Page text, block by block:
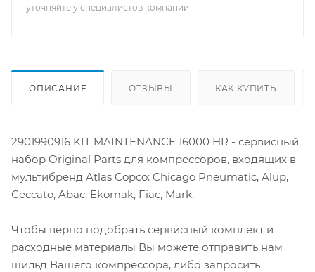
уточняйте у специалистов компании
ОПИСАНИЕ ОТЗЫВЫ КАК КУПИТЬ
2901990916 KIT MAINTENANCE 16000 HR - сервисный
набор Original Parts для компрессоров, входящих в
мультибренд Atlas Copco: Chicago Pneumatic, Alup,
Ceccato, Abac, Ekomak, Fiac, Mark.
Чтобы верно подобрать сервисный комплект и
расходные материалы Вы можете отправить нам
шильд Вашего компрессора, либо запросить